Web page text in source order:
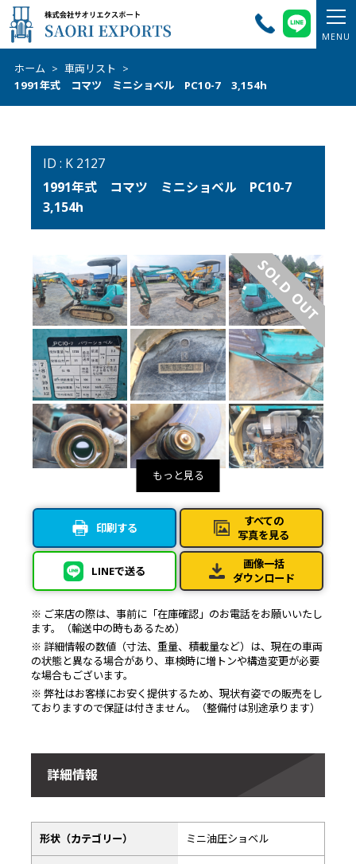
ホーム > 車両リスト >
1991年式 コマツ ミニショベル PC10-7 3,154h
ID : K 2127
1991年式 コマツ ミニショベル PC10-7
3,154h
SOLD OUT
印刷する
LINEで送る
すべての
写真を見る
画像一括
ダウンロード
※ ご来店の際は、事前に「在庫確認」のお電話をお願いいたし
ます。（輸送中の時もあるため）
※ 詳細情報の数値（寸法、重量、積載量など）は、現在の車両
の状態と異なる場合があり、車検時に増トンや構造変更が必要
な場合もございます。
※ 弊社はお客様にお安く提供するため、現状有姿での販売をし
ておりますので保証は付きません。（整備付は別途承ります）
詳細情報
形状（カテゴリー） ミニ油圧ショベル